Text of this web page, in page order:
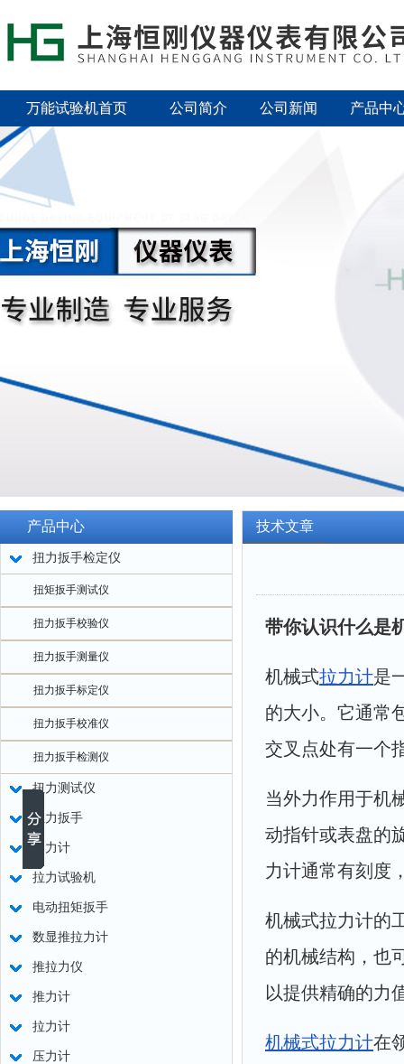
万能试验机首页 公司简介 公司新闻 产品中
产品中心
扭力扳手检定仪
扭矩扳手测试仪
扭力扳手校验仪
扭力扳手测量仪
扭力扳手标定仪
扭力扳手校准仪
扭力扳手检测仪
扭力测试仪
扭力扳手
测力计
拉力试验机
电动扭矩扳手
数显推拉力计
推拉力仪
推力计
拉力计
压力计
技术文章
带你认识什么是
机械式拉力计是
的大小。它通常
交叉点处有一个
当外力作用于机
动指针或表盘的
力计通常有刻度
机械式拉力计的
的机械结构，也
以提供精确的力
机械式拉力计在